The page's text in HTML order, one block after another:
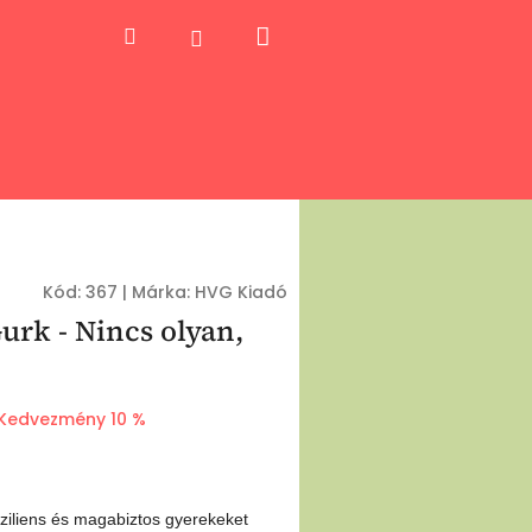
Keresés Bejelentkezés
Kód: 367 | Márka: HVG Kiadó
- Nincs olyan,
10 %
és magabiztos gyerekeket